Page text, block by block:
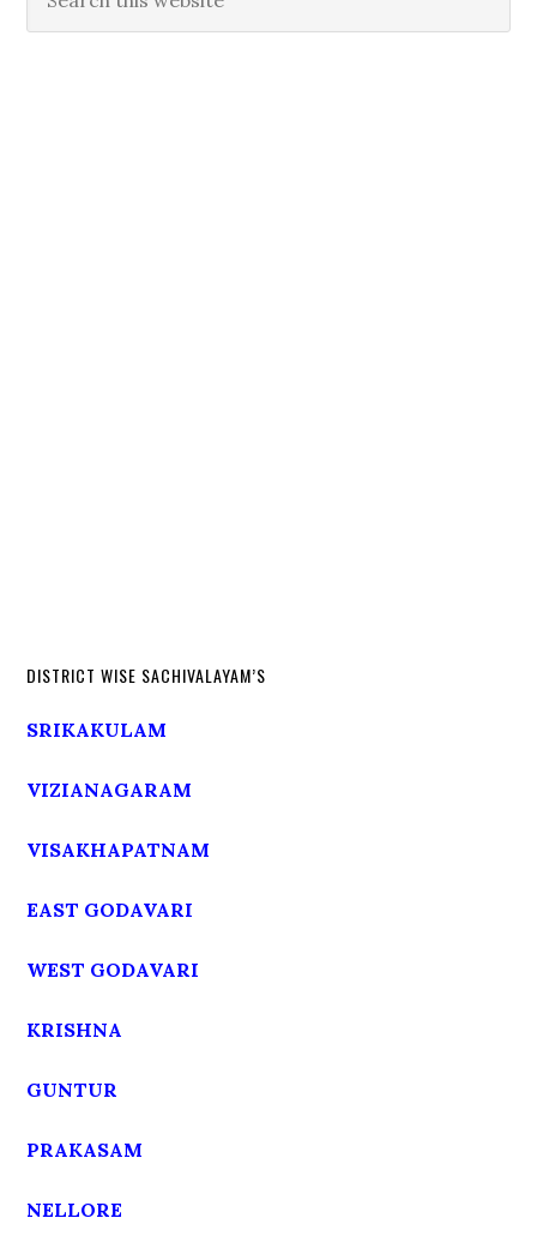
DISTRICT WISE SACHIVALAYAM’S
SRIKAKULAM
VIZIANAGARAM
VISAKHAPATNAM
EAST GODAVARI
WEST GODAVARI
KRISHNA
GUNTUR
PRAKASAM
NELLORE